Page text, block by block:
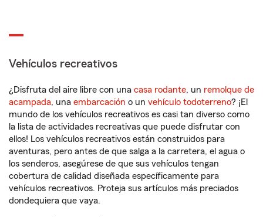
Vehículos recreativos
¿Disfruta del aire libre con una casa rodante, un remolque de
acampada, una embarcación o un vehículo todoterreno? ¡El
mundo de los vehículos recreativos es casi tan diverso como
la lista de actividades recreativas que puede disfrutar con
ellos! Los vehículos recreativos están construidos para
aventuras, pero antes de que salga a la carretera, el agua o
los senderos, asegúrese de que sus vehículos tengan
cobertura de calidad diseñada específicamente para
vehículos recreativos. Proteja sus artículos más preciados
dondequiera que vaya.